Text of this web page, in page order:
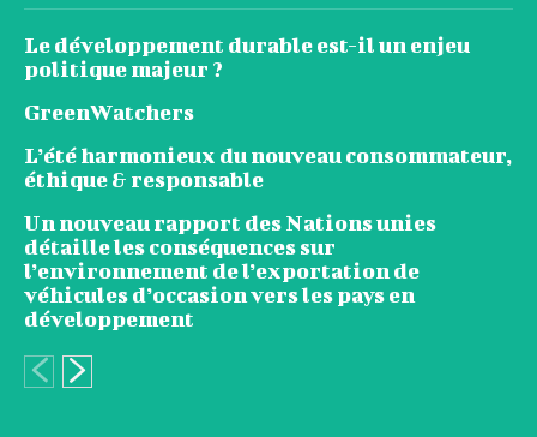
Le développement durable est-il un enjeu
politique majeur ?
GreenWatchers
L’été harmonieux du nouveau consommateur,
éthique & responsable
Un nouveau rapport des Nations unies
détaille les conséquences sur
l’environnement de l’exportation de
véhicules d’occasion vers les pays en
développement